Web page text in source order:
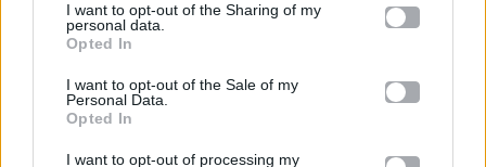
disclose it to other third parties.
Please note that this website/app uses one or more Google
services and may gather and store information including but
not limited to your visit or usage behaviour. You may click to
grant or deny consent to Google and its third-party tags to
I want to opt-out of the Sharing of my
personal data.
Opted In
I want to opt-out of the Sale of my
Personal Data.
Opted In
I want to opt-out of processing my
Televisione
Programmi TV
Amici